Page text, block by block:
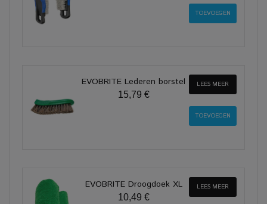
EVOBRITE Lederen borstel
15,79 €
LEES MEER
EVOBRITE Droogdoek XL
10,49 €
LEES MEER